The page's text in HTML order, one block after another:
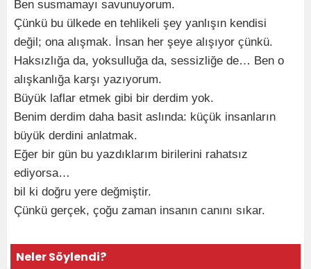
Ben susmamayı savunuyorum.
Çünkü bu ülkede en tehlikeli şey yanlışın kendisi
değil; ona alışmak. İnsan her şeye alışıyor çünkü.
Haksızlığa da, yoksulluğa da, sessizliğe de… Ben o
alışkanlığa karşı yazıyorum.
Büyük laflar etmek gibi bir derdim yok.
Benim derdim daha basit aslında: küçük insanların
büyük derdini anlatmak.
Eğer bir gün bu yazdıklarım birilerini rahatsız
ediyorsa…
bil ki doğru yere değmiştir.
Çünkü gerçek, çoğu zaman insanın canını sıkar.
Neler Söylendi?